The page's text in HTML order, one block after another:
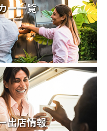
ー一覧
出店情報